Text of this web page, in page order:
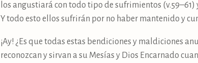
los angustiará con todo tipo de sufrimientos
Y todo esto ellos sufrirán por no haber mantenido y
¡Ay! ¿Es que todas estas bendiciones y maldiciones
reconozcan y sirvan a su Mesías y Dios Encarnado